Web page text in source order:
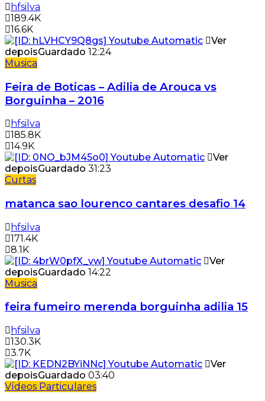
hfsilva
189.4K
16.6K
Ver
depoisGuardado 12:24
Musica
Feira de Boticas – Adilia de Arouca vs
Borguinha – 2016
hfsilva
185.8K
14.9K
Ver
depoisGuardado 31:23
Curtas
matanca sao lourenco cantares desafio 14
hfsilva
171.4K
8.1K
Ver
depoisGuardado 14:22
Musica
feira fumeiro merenda borguinha adilia 15
hfsilva
130.3K
3.7K
Ver
depoisGuardado 03:40
Vídeos Particulares